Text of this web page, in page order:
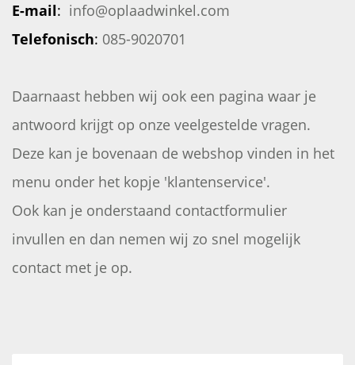
E-mail: info@oplaadwinkel.com
Telefonisch: 085-9020701
Daarnaast hebben wij ook een pagina waar je
antwoord krijgt op onze veelgestelde vragen.
Deze kan je bovenaan de webshop vinden in het
menu onder het kopje 'klantenservice'.
Ook kan je onderstaand contactformulier
invullen en dan nemen wij zo snel mogelijk
contact met je op.